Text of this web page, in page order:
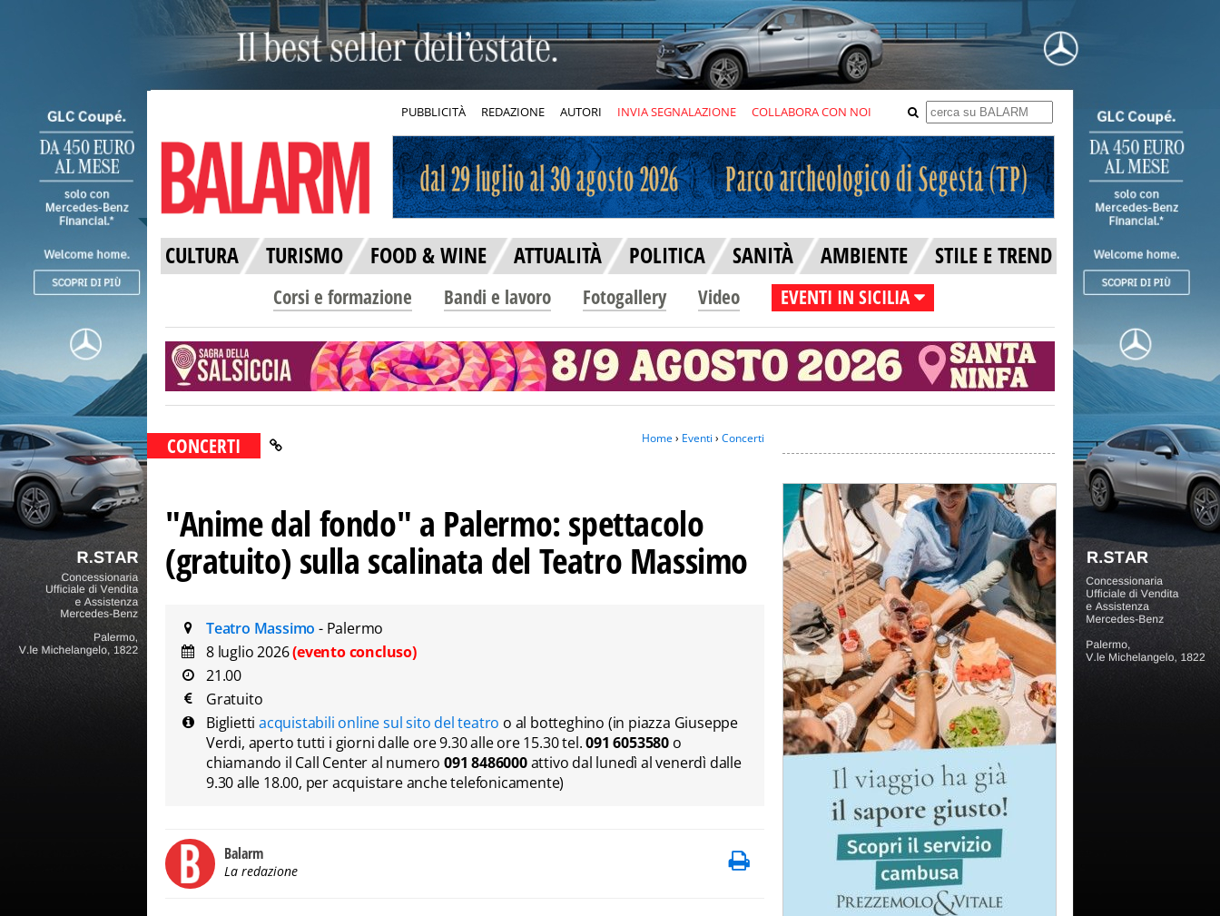
PUBBLICITÀ REDAZIONE AUTORI INVIA SEGNALAZIONE COLLABORA CON NOI
CULTURA TURISMO FOOD & WINE ATTUALITÀ POLITICA SANITÀ AMBIENTE STILE E TREND
Corsi e formazione Bandi e lavoro Fotogallery Video EVENTI IN SICILIA
CONCERTI Home› Eventi › Concerti
"Anime dal fondo" a Palermo: spettacolo
(gratuito) sulla scalinata del Teatro Massimo
Teatro Massimo - Palermo
8 luglio 2026(evento concluso)
21.00
Gratuito
Biglietti acquistabili online sul sito del teatro o al botteghino (in piazza Giuseppe
Verdi, aperto tutti i giorni dalle ore 9.30 alle ore 15.30 tel.091 6053580 o
chiamando il Call Center al numero091 8486000attivo dal lunedì al venerdì dalle
9.30 alle 18.00, per acquistare anche telefonicamente)
Balarm
La redazione